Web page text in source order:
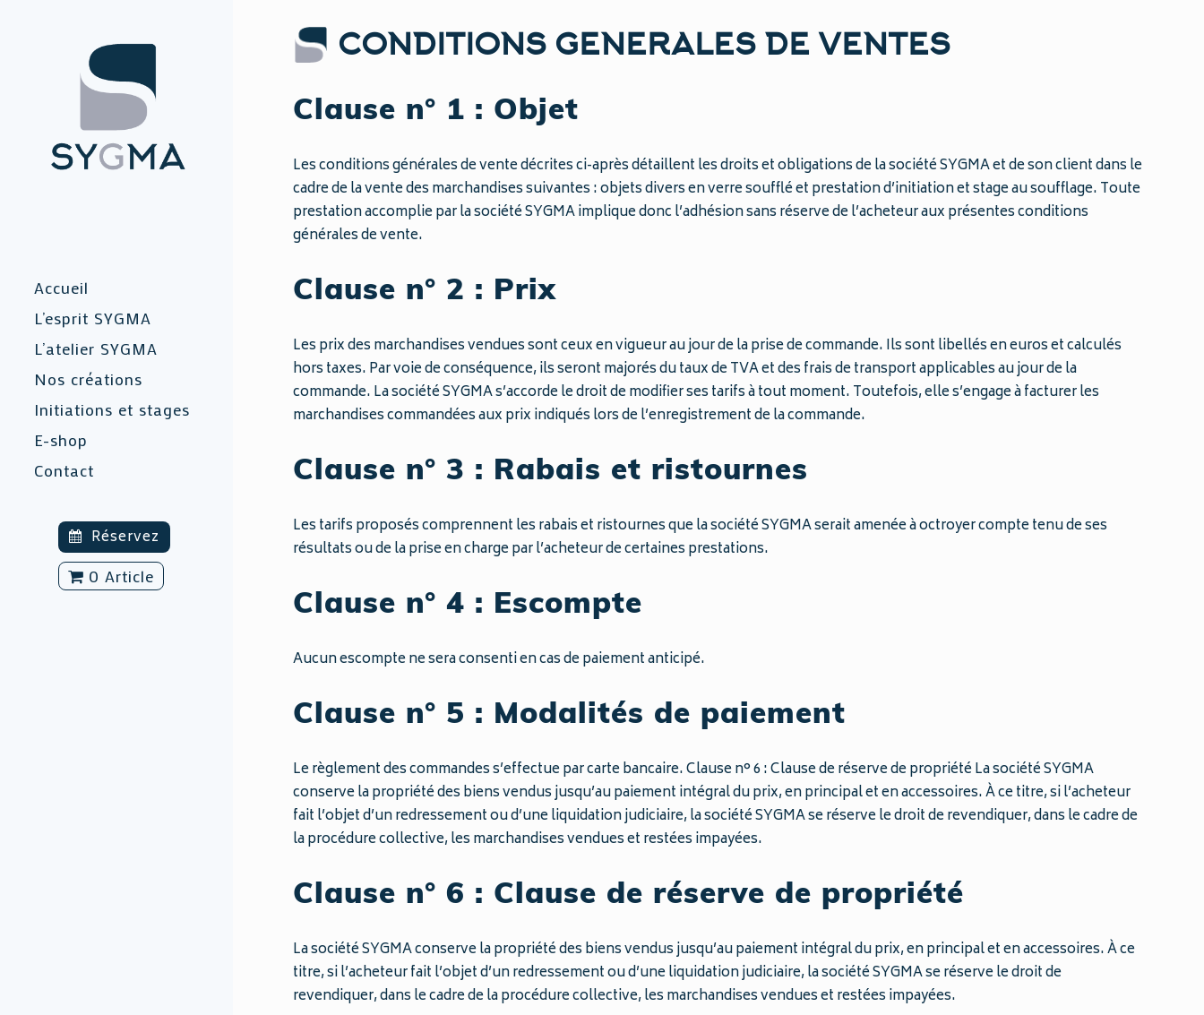
Accueil
L’esprit SYGMA
L’atelier SYGMA
Nos créations
Initiations et stages
E-shop
Contact
Réservez
0 Article
CONDITIONS GENERALES DE VENTES
Clause n° 1 : Objet
Les conditions générales de vente décrites ci-après détaillent les droits et obligations de la société SYGMA et de son client dans le
cadre de la vente des marchandises suivantes : objets divers en verre soufflé et prestation d’initiation et stage au soufflage. Toute
prestation accomplie par la société SYGMA implique donc l’adhésion sans réserve de l’acheteur aux présentes conditions
générales de vente.
Clause n° 2 : Prix
Les prix des marchandises vendues sont ceux en vigueur au jour de la prise de commande. Ils sont libellés en euros et calculés
hors taxes. Par voie de conséquence, ils seront majorés du taux de TVA et des frais de transport applicables au jour de la
commande. La société SYGMA s’accorde le droit de modifier ses tarifs à tout moment. Toutefois, elle s’engage à facturer les
marchandises commandées aux prix indiqués lors de l’enregistrement de la commande.
Clause n° 3 : Rabais et ristournes
Les tarifs proposés comprennent les rabais et ristournes que la société SYGMA serait amenée à octroyer compte tenu de ses
résultats ou de la prise en charge par l’acheteur de certaines prestations.
Clause n° 4 : Escompte
Aucun escompte ne sera consenti en cas de paiement anticipé.
Clause n° 5 : Modalités de paiement
Le règlement des commandes s’effectue par carte bancaire. Clause n° 6 : Clause de réserve de propriété La société SYGMA
conserve la propriété des biens vendus jusqu’au paiement intégral du prix, en principal et en accessoires. À ce titre, si l’acheteur
fait l’objet d’un redressement ou d’une liquidation judiciaire, la société SYGMA se réserve le droit de revendiquer, dans le cadre de
la procédure collective, les marchandises vendues et restées impayées.
Clause n° 6 : Clause de réserve de propriété
La société SYGMA conserve la propriété des biens vendus jusqu’au paiement intégral du prix, en principal et en accessoires. À ce
titre, si l’acheteur fait l’objet d’un redressement ou d’une liquidation judiciaire, la société SYGMA se réserve le droit de
revendiquer, dans le cadre de la procédure collective, les marchandises vendues et restées impayées.